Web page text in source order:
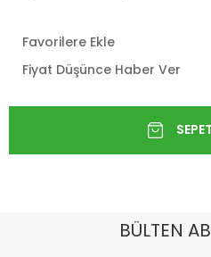
Favorilere Ekle
Fiyat Düşünce Haber Ver
BÜLTEN